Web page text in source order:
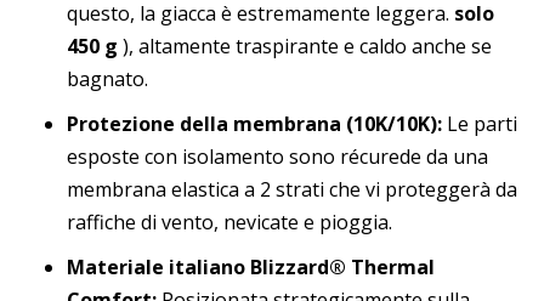
questo, la giacca è estremamente leggera. solo
450 g ), altamente traspirante e caldo anche se
bagnato.
Protezione della membrana (10K/10K): Le parti
esposte con isolamento sono récurede da una
membrana elastica a 2 strati che vi proteggerà da
raffiche di vento, nevicate e pioggia.
Materiale italiano Blizzard® Thermal